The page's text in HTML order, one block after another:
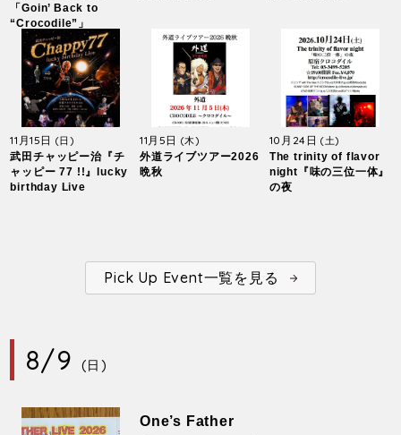
「Goin’ Back to
“Crocodile”」
11月15日 (日)
武田チャッピー治『チ
ャッピー 77 !!』lucky
birthday Live
11月5日 (木)
外道ライブツアー2026
晩秋
10月24日 (土)
The trinity of flavor
night『味の三位一体』
の夜
Pick Up Event一覧を見る
8/9 (日)
One’s Father